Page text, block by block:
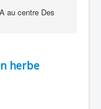
au centre Des
herbe